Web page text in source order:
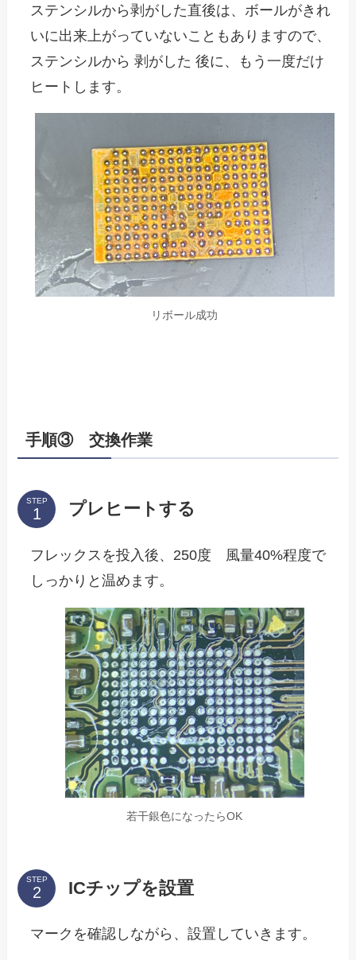
ステンシルから剥がした直後は、ボールがきれ
いに出来上がっていないこともありますので、
ステンシルから 剥がした 後に、もう一度だけ
ヒートします。
リボール成功
手順③ 交換作業
STEP プレヒートする
フレックスを投入後、250度 風量40%程度で
しっかりと温めます。
若干銀色になったらOK
STEP ICチップを設置
マークを確認しながら、設置していきます。